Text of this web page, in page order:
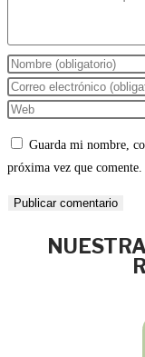
Guarda mi nombre,
próxima vez que comente.